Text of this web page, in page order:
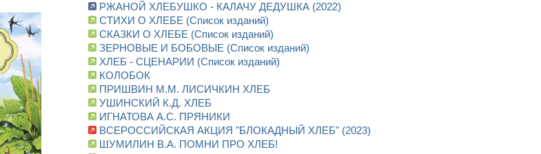
РЖАНОЙ ХЛЕБУШКО - КАЛАЧУ ДЕДУШКА (2022)
СТИХИ О ХЛЕБЕ (Список изданий)
СКАЗКИ О ХЛЕБЕ (Список изданий)
ЗЕРНОВЫЕ И БОБОВЫЕ (Список изданий)
ХЛЕБ - СЦЕНАРИИ (Список изданий)
КОЛОБОК
ПРИШВИН М.М. ЛИСИЧКИН ХЛЕБ
УШИНСКИЙ К.Д. ХЛЕБ
ИГНАТОВА А.С. ПРЯНИКИ
ВСЕРОССИЙСКАЯ АКЦИЯ "БЛОКАДНЫЙ ХЛЕБ" (2023)
ШУМИЛИН В.А. ПОМНИ ПРО ХЛЕБ!